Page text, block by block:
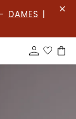
DAMES |